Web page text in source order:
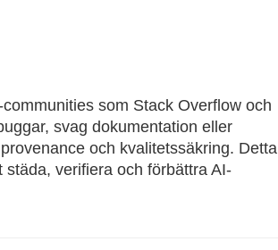
som Stack Overflow och
svag dokumentation eller
och kvalitetssäkring. Detta
verifiera och förbättra AI-